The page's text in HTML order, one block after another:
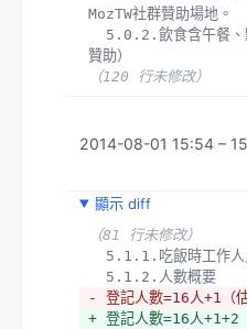
MozTW社群贊助場地。
贊助）
（120 行未修改）
2014-08-01 15:54 –
顯示 diff
（81 行未修改）
5.1.1.吃飯時工作
  5.1.2.人數概要
- 登記人數=16人+1（估
+ 登記人數=16人+1+2